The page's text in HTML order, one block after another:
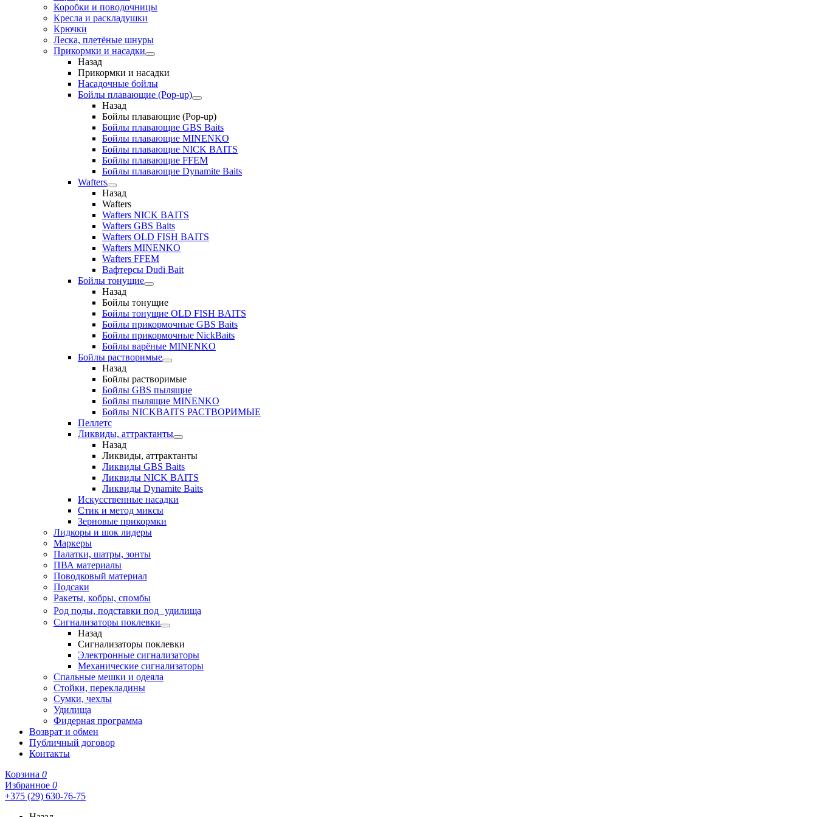
Коробки и поводочницы
Кресла и раскладушки
Крючки
Леска, плетёные шнуры
Прикормки и насадки
Назад
Прикормки и насадки
Насадочные бойлы
Бойлы плавающие (Pop-up)
Назад
Бойлы плавающие (Pop-up)
Бойлы плавающие GBS Baits
Бойлы плавающие MINENKO
Бойлы плавающие NICK BAITS
Бойлы плавающие FFEM
Бойлы плавающие Dynamite Baits
Wafters
Назад
Wafters
Wafters NICK BAITS
Wafters GBS Baits
Wafters OLD FISH BAITS
Wafters MINENKO
Wafters FFEM
Вафтерсы Dudi Bait
Бойлы тонущие
Назад
Бойлы тонущие
Бойлы тонущие OLD FISH BAITS
Бойлы прикормочные GBS Baits
Бойлы прикормочные NickBaits
Бойлы варёные MINENKO
Бойлы растворимые
Назад
Бойлы растворимые
Бойлы GBS пылящие
Бойлы пылящие MINENKO
Бойлы NICKBAITS РАСТВОРИМЫЕ
Пеллетс
Ликвиды, аттрактанты
Назад
Ликвиды, аттрактанты
Ликвиды GBS Baits
Ликвиды NICK BAITS
Ликвиды Dynamite Baits
Искусственные насадки
Стик и метод миксы
Зерновые прикормки
Лидкоры и шок лидеры
Маркеры
Палатки, шатры, зонты
ПВА материалы
Поводковый материал
Подсаки
Ракеты, кобры, спомбы
Род поды, подставки под удилища
Сигнализаторы поклевки
Назад
Сигнализаторы поклевки
Электронные сигнализаторы
Механические сигнализаторы
Спальные мешки и одеяла
Стойки, перекладины
Сумки, чехлы
Удилища
Фидерная программа
Возврат и обмен
Публичный договор
Контакты
Корзина 0
Избранное 0
+375 (29) 630-76-75